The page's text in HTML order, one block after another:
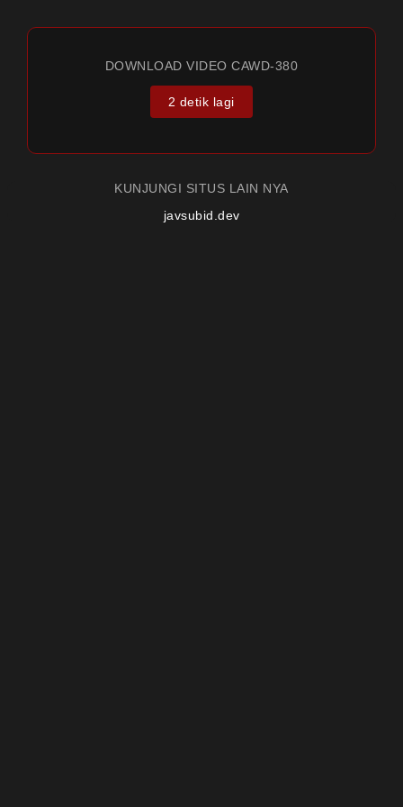
DOWNLOAD VIDEO CAWD-380
2 detik lagi
KUNJUNGI SITUS LAIN NYA
javsubid.dev